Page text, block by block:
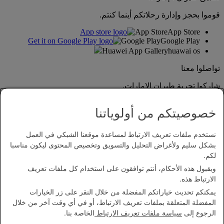
قوموا بحجز وإدارة رحلاتكم أينما كنتم.
App StoreApp Store
Google PlayGoogle Play
Huawei App Galleryhuawai os
تواصلوا معنا
شاركوا تجربة طيران الإمارات.
بيان إمكانية الدخول
اتصل بنا
سياسة الخصوصية
الشروط والأحكام
سياسة ملفات تعريف الارتباط
خصوصيتكم من أولوياتنا
نستخدم ملفات تعريف الارتباط لمساعدة موقعنا الشبكي في العمل
بشكل سليم ولأغراض التحليل والتسويق وتخصيص المحتوى ليكون مناسبا
لكم.
وبقبول هذه الأحكام، أنتم توافقون على استخدام كل ملفات تعريف
الارتباط هذه.
يمكنكم تحديث خياراتكم المفضلة من خلال النقر على زر الخيارات
المفضلة المتعلقة بملفات تعريف الارتباط، أو في أي وقت آخر من خلال
الرجوع إلى سياسة ملفات تعريف الارتباط الخاصة بنا.